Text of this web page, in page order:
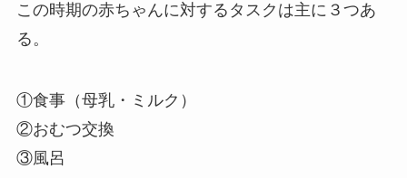
この時期の赤ちゃんに対するタスクは主に３つあ
る。
①食事（母乳・ミルク）
②おむつ交換
③風呂